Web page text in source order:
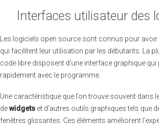
Interfaces utilisateur des
Les logiciels open source sont connus pour
qui facilitent leur utilisation par les débutants. La
code libre disposent d’une interface graphique
rapidement avec le programme.
Une caractéristique que l’on trouve souvent dans
dewidgets et d’autres outils graphiques tels que
fenêtres glissantes. Ces éléments améliorent